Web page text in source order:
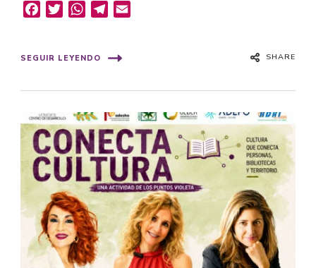
FacebookTwitterWhatsAppTelegram
SEGUIR LEYENDO SHARE